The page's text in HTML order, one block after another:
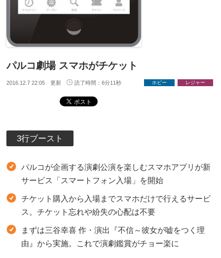
パルコ劇場 スマホがチケット
2016.12.7 22:05 更新 読了時間：6分11秒 ホビー レジャー
3行ブースト
パルコが企画する演劇公演を楽しむスマホアプリが新
サービス「スマートフォン入場」を開始
チケット購入から入場までスマホだけで行えるサービ
ス。チケット忘れや紛失の心配は不要
まずは三谷幸喜 作・演出『不信～彼女が嘘をつく理
由』から実施。これで演劇鑑賞がチョー楽に